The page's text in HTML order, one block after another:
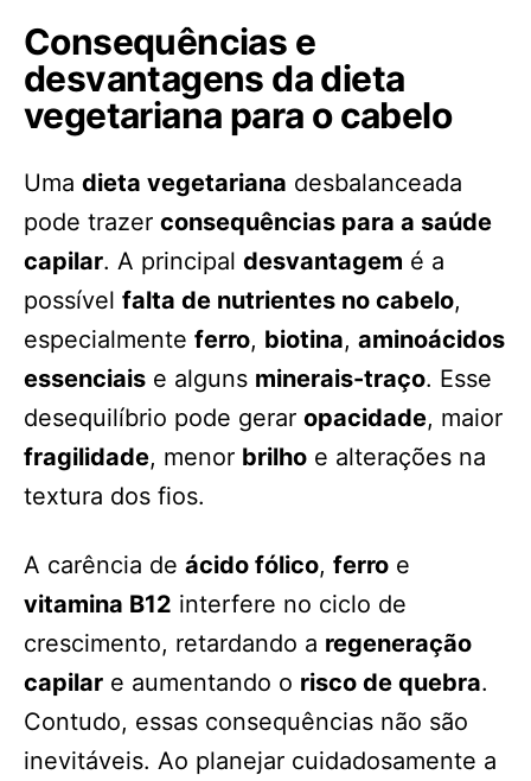
Consequências e
desvantagens da dieta
vegetariana para o cabelo
Uma dieta vegetariana desbalanceada
pode trazer consequências para a saúde
capilar. A principal desvantagem é a
possível falta de nutrientes no cabelo,
especialmente ferro, biotina, aminoácidos
essenciais e alguns minerais-traço. Esse
desequilíbrio pode gerar opacidade, maior
fragilidade, menor brilho e alterações na
textura dos fios.
A carência de ácido fólico, ferro e
vitamina B12 interfere no ciclo de
crescimento, retardando a regeneração
capilar e aumentando o risco de quebra.
Contudo, essas consequências não são
inevitáveis. Ao planejar cuidadosamente a